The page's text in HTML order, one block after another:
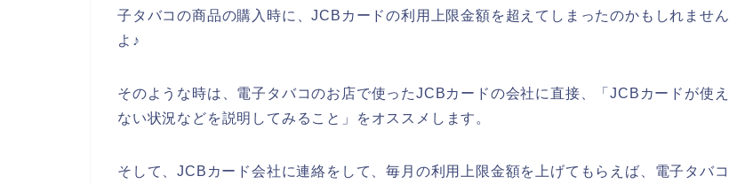
子タバコの商品の購入時に、JCBカードの利用上限金額を超えてしまったのかもしれません
よ♪
そのような時は、電子タバコのお店で使ったJCBカードの会社に直接、「JCBカードが使え
ない状況などを説明してみること」をオススメします。
そして、JCBカード会社に連絡をして、毎月の利用上限金額を上げてもらえば、電子タバコ